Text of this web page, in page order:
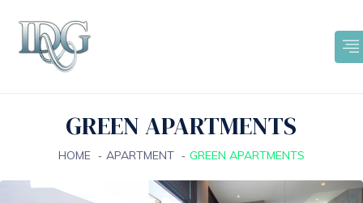
GREEN APARTMENTS
HOME APARTMENT GREEN APARTMENTS